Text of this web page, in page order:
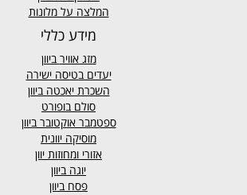
המלצה על מלונות
מידע כללי
מזג אווירביוון
יעדים בטיסה ישירה
השכרת יאכטה ביוון
סולם בופורט
ספטמבר אוקטובר ביוון
מוסיקה יוונית
אזורי ומחוזות יוון
יוגה ביוון
פסח ביוון